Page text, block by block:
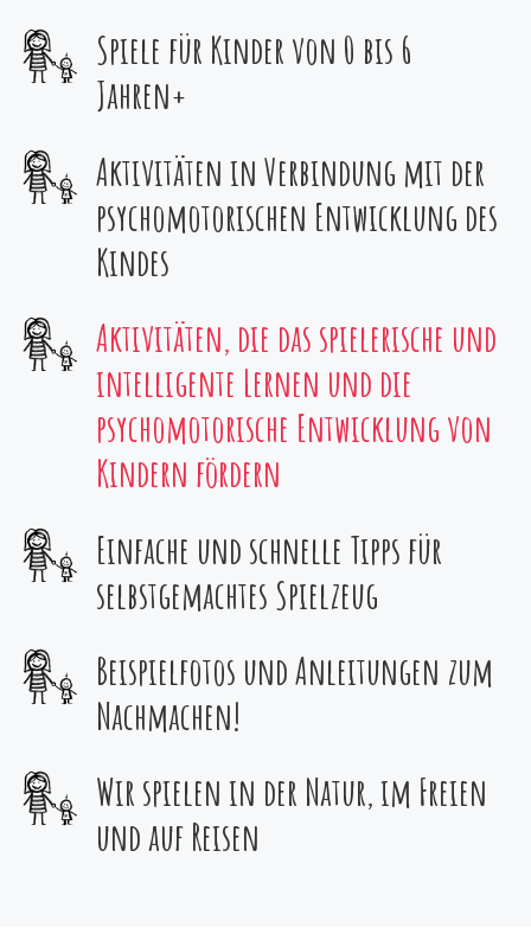
Spiele für Kinder von 0 bis 6
Jahren+
Aktivitäten in Verbindung mit der
psychomotorischen Entwicklung des
Kindes
Aktivitäten, die das spielerische und
intelligente Lernen und die
psychomotorische Entwicklung von
Kindern fördern
Einfache und schnelle Tipps für
selbstgemachtes Spielzeug
Beispielfotos und Anleitungen zum
Nachmachen!
Wir spielen in der Natur, im Freien
und auf Reisen